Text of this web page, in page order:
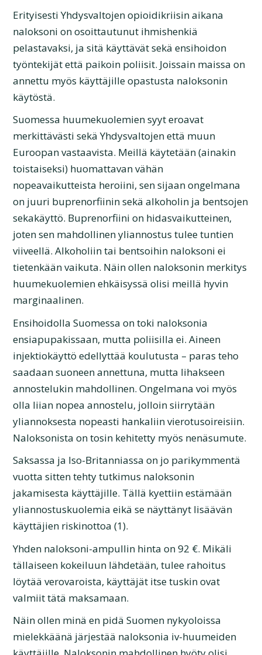
Erityisesti Yhdysvaltojen opioidikriisin aikana
naloksoni on osoittautunut ihmishenkiä
pelastavaksi, ja sitä käyttävät sekä ensihoidon
työntekijät että paikoin poliisit. Joissain maissa on
annettu myös käyttäjille opastusta naloksonin
käytöstä.
Suomessa huumekuolemien syyt eroavat
merkittävästi sekä Yhdysvaltojen että muun
Euroopan vastaavista. Meillä käytetään (ainakin
toistaiseksi) huomattavan vähän
nopeavaikutteista heroiini, sen sijaan ongelmana
on juuri buprenorfiinin sekä alkoholin ja bentsojen
sekakäyttö. Buprenorfiini on hidasvaikutteinen,
joten sen mahdollinen yliannostus tulee tuntien
viiveellä. Alkoholiin tai bentsoihin naloksoni ei
tietenkään vaikuta. Näin ollen naloksonin merkitys
huumekuolemien ehkäisyssä olisi meillä hyvin
marginaalinen.
Ensihoidolla Suomessa on toki naloksonia
ensiapupakissaan, mutta poliisilla ei. Aineen
injektiokäyttö edellyttää koulutusta – paras teho
saadaan suoneen annettuna, mutta lihakseen
annostelukin mahdollinen. Ongelmana voi myös
olla liian nopea annostelu, jolloin siirrytään
yliannoksesta nopeasti hankaliin vierotusoireisiin.
Naloksonista on tosin kehitetty myös nenäsumute.
Saksassa ja Iso-Britanniassa on jo parikymmentä
vuotta sitten tehty tutkimus naloksonin
jakamisesta käyttäjille. Tällä kyettiin estämään
yliannostuskuolemia eikä se näyttänyt lisäävän
käyttäjien riskinottoa (1).
Yhden naloksoni-ampullin hinta on 92 €. Mikäli
tällaiseen kokeiluun lähdetään, tulee rahoitus
löytää verovaroista, käyttäjät itse tuskin ovat
valmiit tätä maksamaan.
Näin ollen minä en pidä Suomen nykyoloissa
mielekkäänä järjestää naloksonia iv-huumeiden